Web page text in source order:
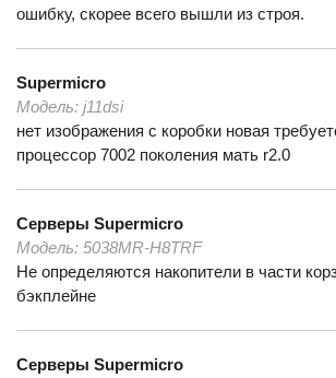
ошибку, скорее всего вышли из строя.
Supermicro
Модель: j11dsi
нет изображения с коробки новая
процессор 7002 поколения мать r2.0
Серверы Supermicro
Модель: 5038MR-H8TRF
Не определяются накопители в части
бэкплейне
Серверы Supermicro